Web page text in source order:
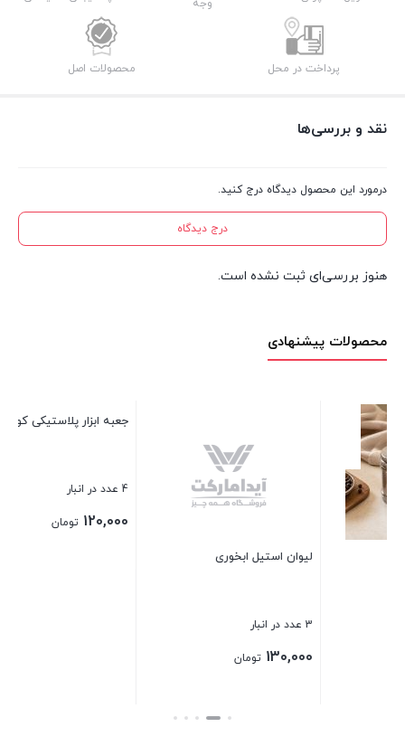
وجه
پرداخت در محل محصولات اصل
نقد و بررسی‌ها
درمورد این محصول دیدگاه درج کنید.
درج دیدگاه
هنوز بررسی‌ای ثبت نشده است.
محصولات پیشنهادی
لیوان استیل ابخوری
تومان
بستن